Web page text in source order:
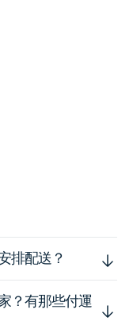
排配送？
？有那些付運